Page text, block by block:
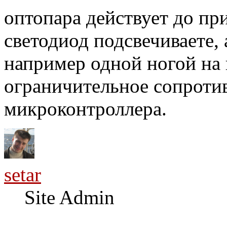
оптопара действует до
светодиод
например одной ногой на
ограничительное
микроконтроллера.
setar
Site Admin